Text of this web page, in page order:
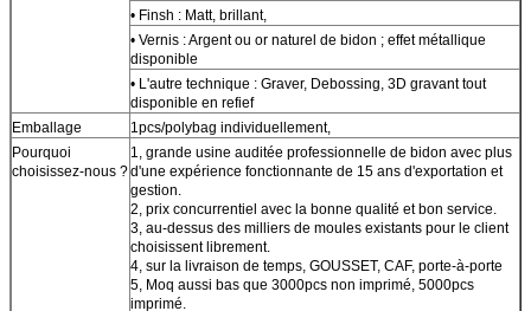
• Finsh : Matt, brillant,
• Vernis : Argent ou or naturel de bidon ; effet métallique
disponible
• L'autre technique : Graver, Debossing, 3D gravant tout
disponible en refief
Emballage
1pcs/polybag individuellement,
Pourquoi
choisissez-nous ?
1, grande usine auditée professionnelle de bidon avec plus
d'une expérience fonctionnante de 15 ans d'exportation et
gestion.
2, prix concurrentiel avec la bonne qualité et bon service.
3, au-dessus des milliers de moules existants pour le client
choisissent librement.
4, sur la livraison de temps, GOUSSET, CAF, porte-à-porte
5, Moq aussi bas que 3000pcs non imprimé, 5000pcs
imprimé.